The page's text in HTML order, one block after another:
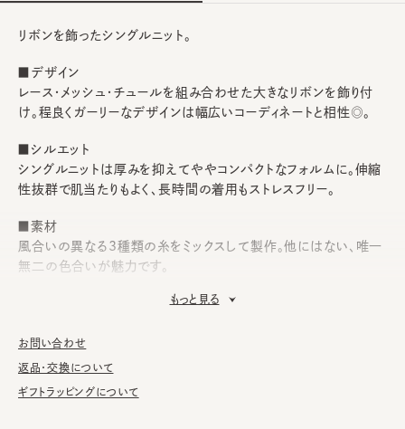
リボンを飾ったシングルニット。
■デザイン
レース・メッシュ・チュールを組み合わせた大きなリボンを飾り付
け。程良くガーリーなデザインは幅広いコーディネートと相性◎。
■シルエット
シングルニットは厚みを抑えてややコンパクトなフォルムに。伸縮
性抜群で肌当たりもよく、長時間の着用もストレスフリー。
■素材
風合いの異なる3種類の糸をミックスして製作。他にはない、唯一
無二の色合いが魅力です。
して、消臭・抗菌用のスプレーをお勧めしております。
もっと見る
お問い合わせ
返品・交換について
ギフトラッピングについて